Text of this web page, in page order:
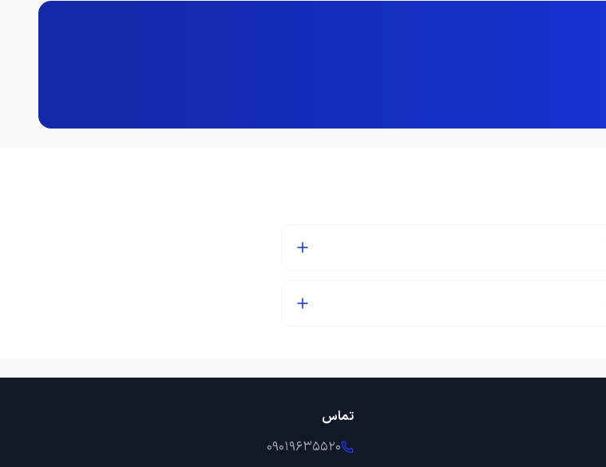
تماس
09019635520